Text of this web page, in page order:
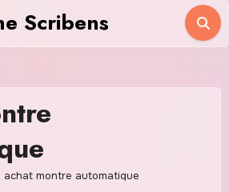
Scribens
achat montre automatique